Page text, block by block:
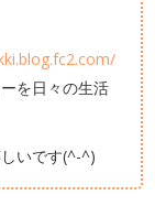
を日々の生活
いです(^-^)